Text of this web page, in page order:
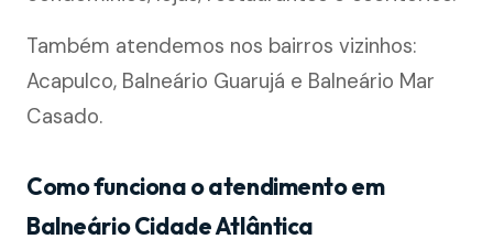
Também atendemos nos bairros vizinhos:
Acapulco, Balneário Guarujá e Balneário Mar
Casado.
Como funciona o atendimento em
Balneário Cidade Atlântica